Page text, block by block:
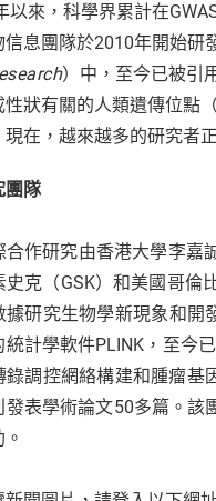
以來，科學界累計在
信息團隊於2010年開始研
）中，至今已被引
性狀有關的人類遺傳位點
在，越來越多的研究者
團隊
合作研究由香港大學李嘉
史克（GSK）和美國哥
據研究生物學新現象和開
統計學軟件PLINK，至今
錄調控網絡構建和腫瘤基
發表學術論文50多篇。